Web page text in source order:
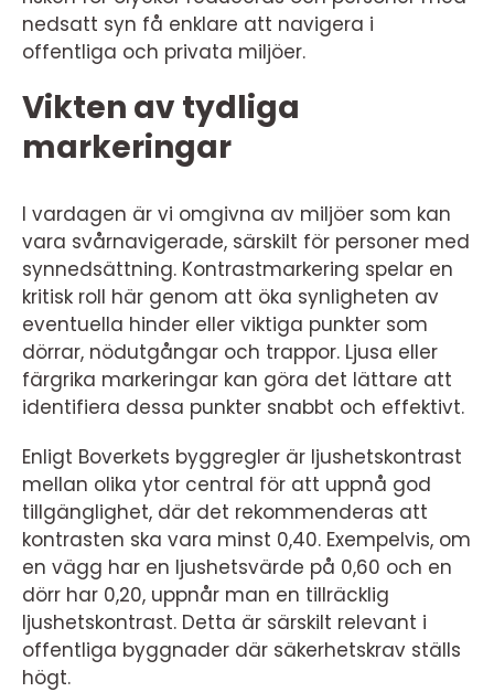
nedsatt syn få enklare att navigera i
offentliga och privata miljöer.
Vikten av tydliga
markeringar
I vardagen är vi omgivna av miljöer som kan
vara svårnavigerade, särskilt för personer med
synnedsättning. Kontrastmarkering spelar en
kritisk roll här genom att öka synligheten av
eventuella hinder eller viktiga punkter som
dörrar, nödutgångar och trappor. Ljusa eller
färgrika markeringar kan göra det lättare att
identifiera dessa punkter snabbt och effektivt.
Enligt Boverkets byggregler är ljushetskontrast
mellan olika ytor central för att uppnå god
tillgänglighet, där det rekommenderas att
kontrasten ska vara minst 0,40. Exempelvis, om
en vägg har en ljushetsvärde på 0,60 och en
dörr har 0,20, uppnår man en tillräcklig
ljushetskontrast. Detta är särskilt relevant i
offentliga byggnader där säkerhetskrav ställs
högt.